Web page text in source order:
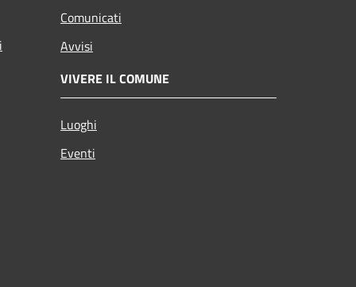
Comunicati
Avvisi
VIVERE IL COMUNE
Luoghi
Eventi